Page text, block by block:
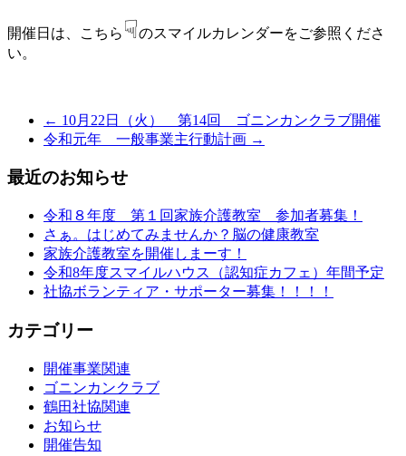
開催日は、こちら ☟のスマイルカレンダーをご参照くださ
い。
← 10月22日（火） 第14回 ゴニンカンクラブ開催
令和元年 一般事業主行動計画 →
最近のお知らせ
令和８年度 第１回家族介護教室 参加者募集！
さぁ。はじめてみませんか？脳の健康教室
家族介護教室を開催しまーす！
令和8年度スマイルハウス（認知症カフェ）年間予定
社協ボランティア・サポーター募集！！！！
カテゴリー
開催事業関連
ゴニンカンクラブ
鶴田社協関連
お知らせ
開催告知